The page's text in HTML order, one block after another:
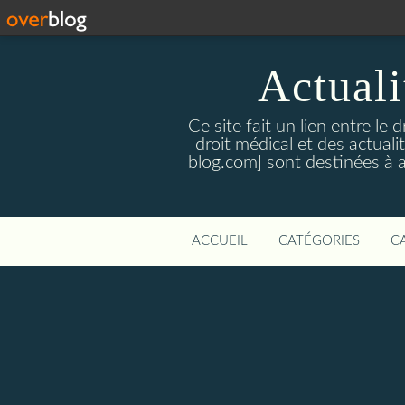
Ce site fait un lien entre le
droit médical et des
blog.com] sont destinées à
ACCUEIL CATÉGORIES